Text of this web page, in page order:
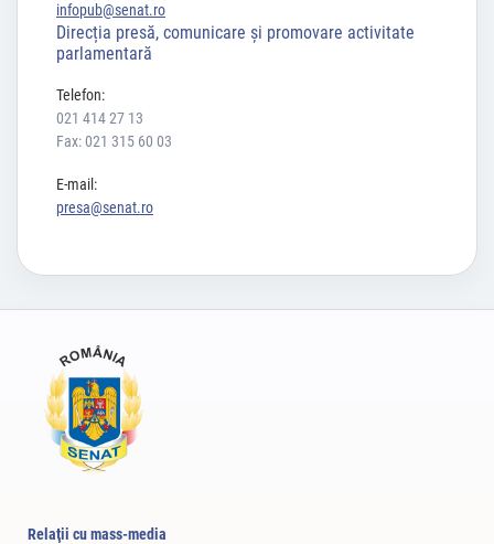
infopub@senat.ro
Direcția presă, comunicare și promovare activitate
parlamentară
Telefon:
021 414 27 13
Fax: 021 315 60 03
E-mail:
presa@senat.ro
Relaţii cu mass-media